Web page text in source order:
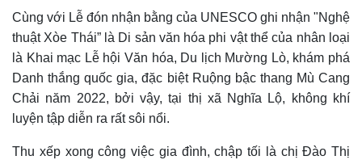
Cùng với Lễ đón nhận bằng của UNESCO ghi nhận "Nghệ
thuật Xòe Thái” là Di sản văn hóa phi vật thể của nhân loại
là Khai mạc Lễ hội Văn hóa, Du lịch Mường Lò, khám phá
Danh thắng quốc gia, đặc biệt Ruộng bậc thang Mù Cang
Chải năm 2022, bởi vậy, tại thị xã Nghĩa Lộ, không khí
luyện tập diễn ra rất sôi nổi.
Thu xếp xong công việc gia đình, chập tối là chị Đào Thị